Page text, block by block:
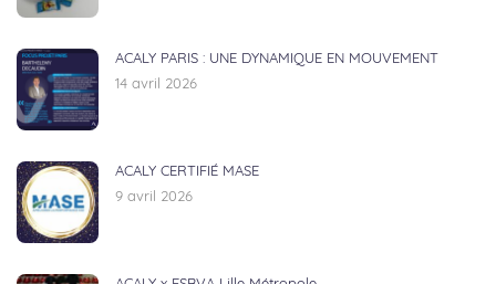
ACALY PARIS : UNE DYNAMIQUE EN MOUVEMENT
14 avril 2026
ACALY CERTIFIÉ MASE
9 avril 2026